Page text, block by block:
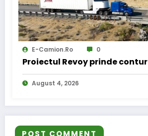
E-Camion.ro 0
Proiectul Revoy prinde contur
August 4, 2026